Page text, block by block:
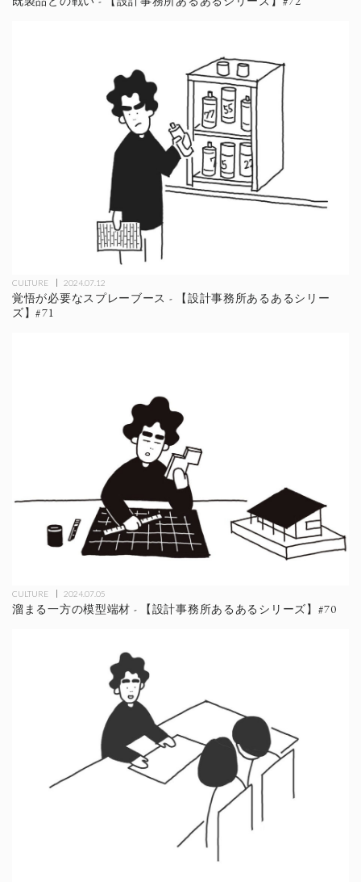
CULTURE 2024.07.12
覚悟が必要なスプレーブース - 【設計事務所あるあるシリー
ズ】#71
CULTURE 2024.07.05
溜まる一方の模型端材 - 【設計事務所あるあるシリーズ】#70